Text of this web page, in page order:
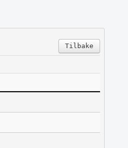
Tilbake